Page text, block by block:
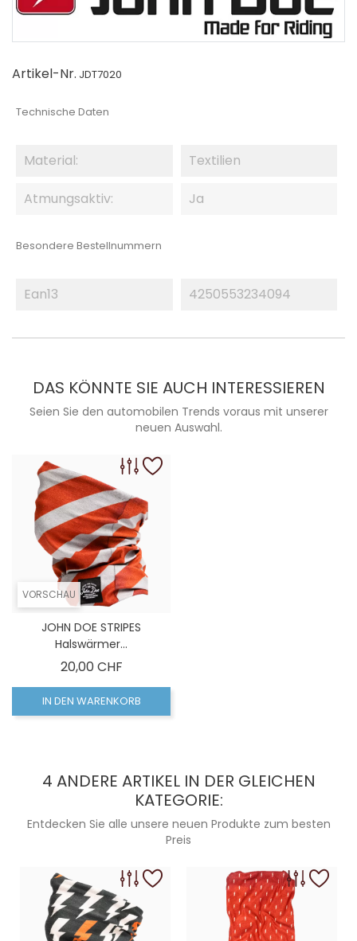
Artikel-Nr. JDT7020
Technische Daten
Material: Textilien
Atmungsaktiv: Ja
Besondere Bestellnummern
Ean13 4250553234094
DAS KÖNNTE SIE AUCH INTERESSIEREN
Seien Sie den automobilen Trends voraus mit unserer
neuen Auswahl.
VORSCHAU
JOHN DOE STRIPES
Halswärmer...
20,00 CHFPreis
IN DEN WARENKORB
4 ANDERE ARTIKEL IN DER GLEICHEN
KATEGORIE:
Entdecken Sie alle unsere neuen Produkte zum besten
Preis